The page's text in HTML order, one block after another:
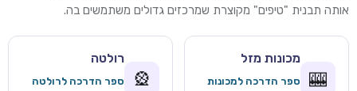
אותה תבנית "טיפים" מקוצרת שמרכזים גדולים משתמשים בה.
🎰
מכונות מזל
ספר הדרכה למכונות
🎡
רולטה
ספר הדרכה לרולטה